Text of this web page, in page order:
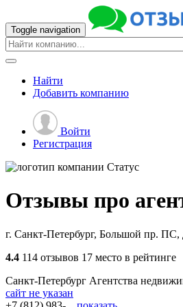
Toggle navigation
Найти
Добавить компанию
Войти
Регистрация
Отзывы про
г. Санкт-Петербург, Большой пр. ПС,
4.4 114 отзывов 17 место в рейтинге
Санкт-Петербург Агентства
сайт не указан